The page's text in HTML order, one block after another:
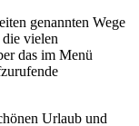
genannten Wege
vielen
das im Menü
Urlaub und